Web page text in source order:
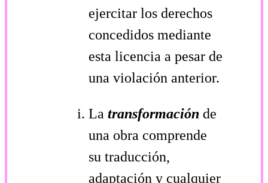
ejercitar los derechos
concedidos mediante
esta licencia a pesar de
una violación anterior.
La transformación de
una obra comprende
su traducción,
adaptación y cualquier